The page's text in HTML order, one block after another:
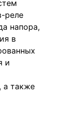
реле
напора,
в
и
а также